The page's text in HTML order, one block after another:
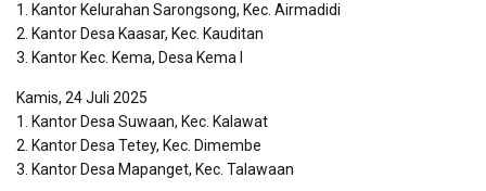
1. Kantor Kelurahan Sarongsong, Kec. Airmadidi
2. Kantor Desa Kaasar, Kec. Kauditan
3. Kantor Kec. Kema, Desa Kema I
Kamis, 24 Juli 2025
1. Kantor Desa Suwaan, Kec. Kalawat
2. Kantor Desa Tetey, Kec. Dimembe
3. Kantor Desa Mapanget, Kec. Talawaan